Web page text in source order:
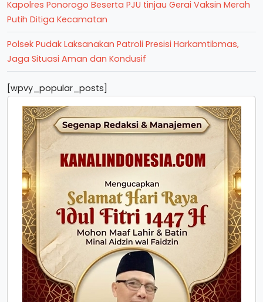
Kapolres Ponorogo Beserta PJU tinjau Gerai Vaksin Merah
Putih Ditiga Kecamatan
Polsek Pudak Laksanakan Patroli Presisi Harkamtibmas,
Jaga Situasi Aman dan Kondusif
[wpvy_popular_posts]